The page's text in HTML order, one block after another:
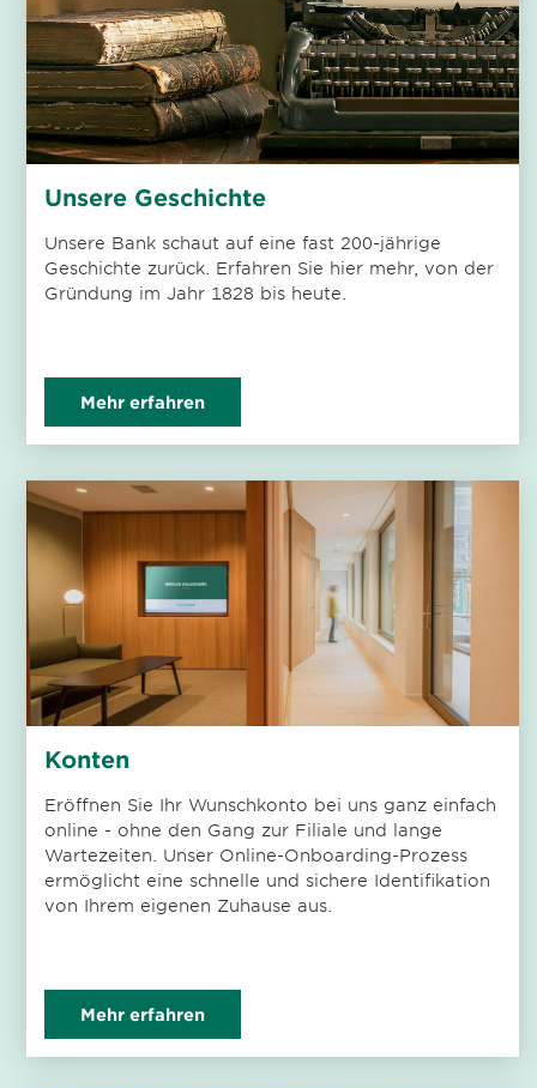
Unsere Geschichte
Unsere Bank schaut auf eine fast 200-jährige
Geschichte zurück. Erfahren Sie hier mehr, von der
Gründung im Jahr 1828 bis heute.
Mehr erfahren
Konten
Eröffnen Sie Ihr Wunschkonto bei uns ganz einfach
online - ohne den Gang zur Filiale und lange
Wartezeiten. Unser Online-Onboarding-Prozess
ermöglicht eine schnelle und sichere Identifikation
von Ihrem eigenen Zuhause aus.
Mehr erfahren